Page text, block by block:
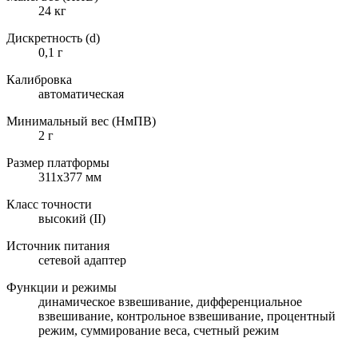
24 кг
Дискретность (d)
0,1 г
Калибровка
автоматическая
Минимальный вес (НмПВ)
2 г
Размер платформы
311х377 мм
Класс точности
высокий (II)
Источник питания
сетевой адаптер
Функции и режимы
динамическое взвешивание, дифференциальное
взвешивание, контрольное взвешивание, процентный
режим, суммирование веса, счетный режим